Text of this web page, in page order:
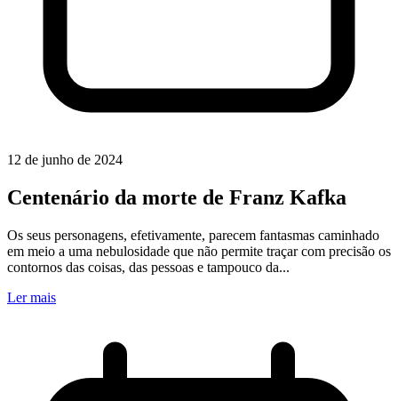
12 de junho de 2024
Centenário da morte de Franz Kafka
Os seus personagens, efetivamente, parecem fantasmas caminhado
em meio a uma nebulosidade que não permite traçar com precisão os
contornos das coisas, das pessoas e tampouco da...
Ler mais